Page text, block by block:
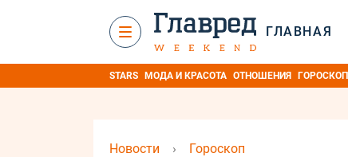
ГЛАВНАЯ
STARS МОДА И КРАСОТА ОТНОШЕНИЯ ГОРОСКОП
Новости › Гороскоп